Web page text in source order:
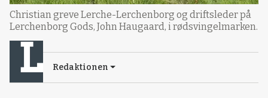
Christian greve Lerche-Lerchenborg og driftsleder på
Lerchenborg Gods, John Haugaard, i rødsvingelmarken.
Redaktionen